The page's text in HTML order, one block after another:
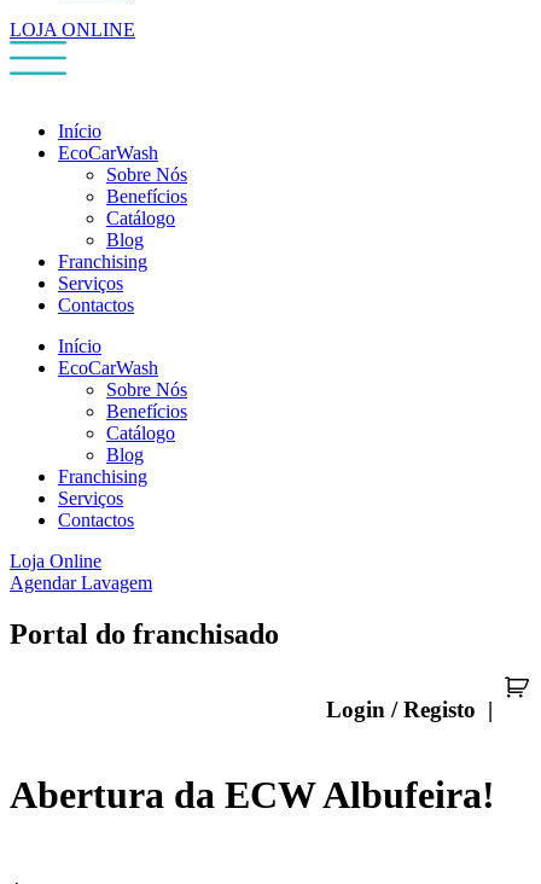
LOJA ONLINE
Início
EcoCarWash
Sobre Nós
Benefícios
Catálogo
Blog
Franchising
Serviços
Contactos
Início
EcoCarWash
Sobre Nós
Benefícios
Catálogo
Blog
Franchising
Serviços
Contactos
Loja Online
Agendar Lavagem
Portal do franchisado
Login / Registo |
Abertura da ECW Albufeira!